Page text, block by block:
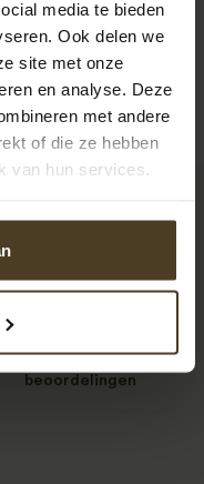
media te bieden
Ook delen we
site met onze
en analyse. Deze
met andere
of die ze hebben
van hun services.
Klanten beoordelen
ons een: 9 uit de 930
beoordelingen